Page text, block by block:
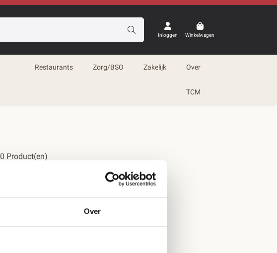
Over
Inloggen Winkelwagen
Restaurants Zorg/BSO Zakelijk Over
TCM
0 Product(en)